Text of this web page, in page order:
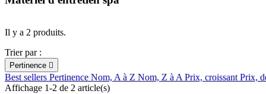
Il y a 2 produits.
Trier par :
Pertinence 
Best sellers Pertinence Nom, A à Z Nom, Z à A Prix, croissant Prix,
Affichage 1-2 de 2 article(s)